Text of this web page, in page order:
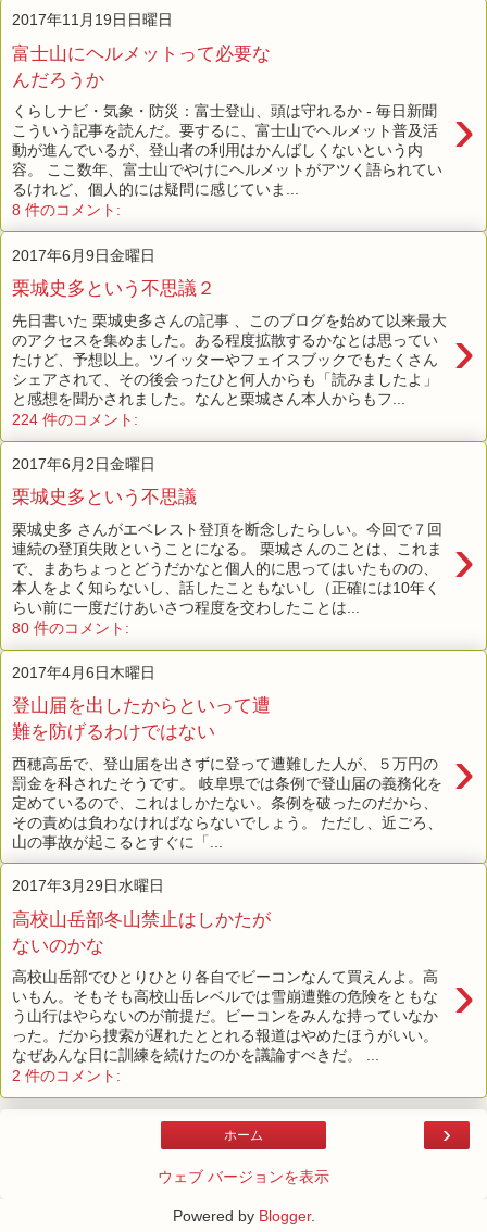
2017年11月19日日曜日
富士山にヘルメットって必要な
んだろうか
›
くらしナビ・気象・防災：富士登山、頭は守れるか - 毎日新聞
こういう記事を読んだ。要するに、富士山でヘルメット普及活
動が進んでいるが、登山者の利用はかんばしくないという内
容。 ここ数年、富士山でやけにヘルメットがアツく語られてい
るけれど、個人的には疑問に感じていま...
8 件のコメント:
2017年6月9日金曜日
栗城史多という不思議２
›
先日書いた 栗城史多さんの記事 、このブログを始めて以来最大
のアクセスを集めました。ある程度拡散するかなとは思ってい
たけど、予想以上。ツイッターやフェイスブックでもたくさん
シェアされて、その後会ったひと何人からも「読みましたよ」
と感想を聞かされました。なんと栗城さん本人からもフ...
224 件のコメント:
2017年6月2日金曜日
栗城史多という不思議
›
栗城史多 さんがエベレスト登頂を断念したらしい。今回で７回
連続の登頂失敗ということになる。 栗城さんのことは、これま
で、まあちょっとどうだかなと個人的に思ってはいたものの、
本人をよく知らないし、話したこともないし（正確には10年く
らい前に一度だけあいさつ程度を交わしたことは...
80 件のコメント:
2017年4月6日木曜日
登山届を出したからといって遭
難を防げるわけではない
›
西穂高岳で、登山届を出さずに登って遭難した人が、５万円の
罰金を科されたそうです。 岐阜県では条例で登山届の義務化を
定めているので、これはしかたない。条例を破ったのだから、
その責めは負わなければならないでしょう。 ただし、近ごろ、
山の事故が起こるとすぐに「...
2017年3月29日水曜日
高校山岳部冬山禁止はしかたが
ないのかな
›
高校山岳部でひとりひとり各自でビーコンなんて買えんよ。高
いもん。そもそも高校山岳レベルでは雪崩遭難の危険をともな
う山行はやらないのが前提だ。ビーコンをみんな持っていなか
った。だから捜索が遅れたととれる報道はやめたほうがいい。
なぜあんな日に訓練を続けたのかを議論すべきだ。 ...
2 件のコメント:
›
ホーム
ウェブ バージョンを表示
Powered by Blogger.